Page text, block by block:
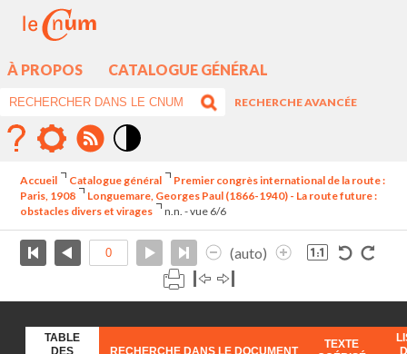
À PROPOS CATALOGUE GÉNÉRAL
RECHERCHE AVANCÉE
élévé
Accueil Catalogue général
Premier congrès international de la route :
Paris, 1908
Longuemare, Georges Paul (1866-1940) - La route future :
obstacles divers et virages
n.n. - vue 6/6
(auto)
TABLE
DES
RECHERCHE DANS LE DOCUMENT
TEXTE